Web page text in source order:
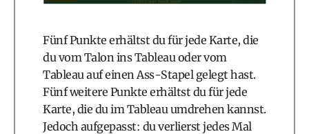
Fünf Punkte erhältst du für jede Karte, die
du vom Talon ins Tableau oder vom
Tableau auf einen Ass-Stapel gelegt hast.
Fünf weitere Punkte erhältst du für jede
Karte, die du im Tableau umdrehen kannst.
Jedoch aufgepasst: du verlierst jedes Mal